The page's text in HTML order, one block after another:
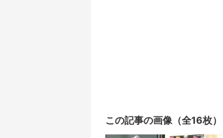
この記事の画像（全16枚）